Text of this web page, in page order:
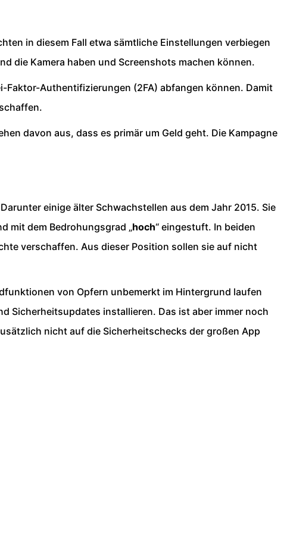
in diesem Fall etwa sämtliche Einstellungen verbiegen
die Kamera haben und Screenshots machen können.
Authentifizierungen (2FA) abfangen können. Damit
davon aus, dass es primär um Geld geht. Die Kampagne
einige älter Schwachstellen aus dem Jahr 2015. Sie
mit dem Bedrohungsgrad „hoch“ eingestuft. In beiden
verschaffen. Aus dieser Position sollen sie auf nicht
von Opfern unbemerkt im Hintergrund laufen
Sicherheitsupdates installieren. Das ist aber immer noch
nicht auf die Sicherheitschecks der großen App